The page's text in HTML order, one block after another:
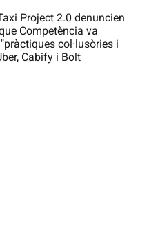
Project 2.0 denuncien
Competència va
col·lusòries i
Cabify i Bolt